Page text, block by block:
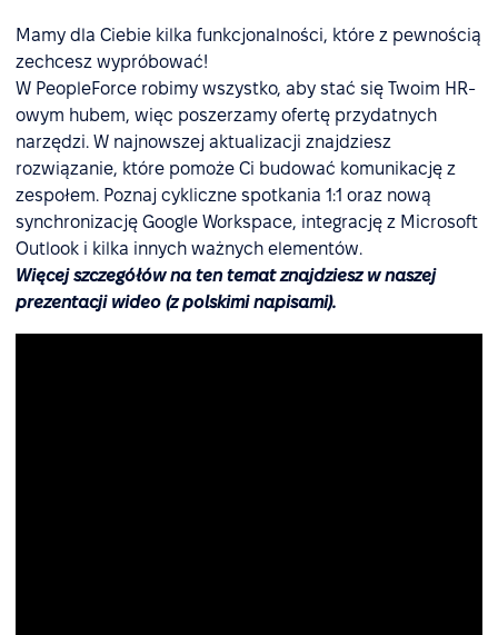
Mamy dla Ciebie kilka funkcjonalności, które z pewnością
zechcesz wypróbować!
W PeopleForce robimy wszystko, aby stać się Twoim HR-
owym hubem, więc poszerzamy ofertę przydatnych
narzędzi. W najnowszej aktualizacji znajdziesz
rozwiązanie, które pomoże Ci budować komunikację z
zespołem. Poznaj cykliczne spotkania 1:1 oraz nową
synchronizację Google Workspace, integrację z Microsoft
Outlook i kilka innych ważnych elementów.
Więcej szczegółów na ten temat znajdziesz w naszej
prezentacji wideo (z polskimi napisami).